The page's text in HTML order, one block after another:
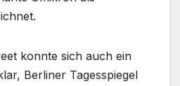
konnte sich auch ein
Berliner Tagesspiegel